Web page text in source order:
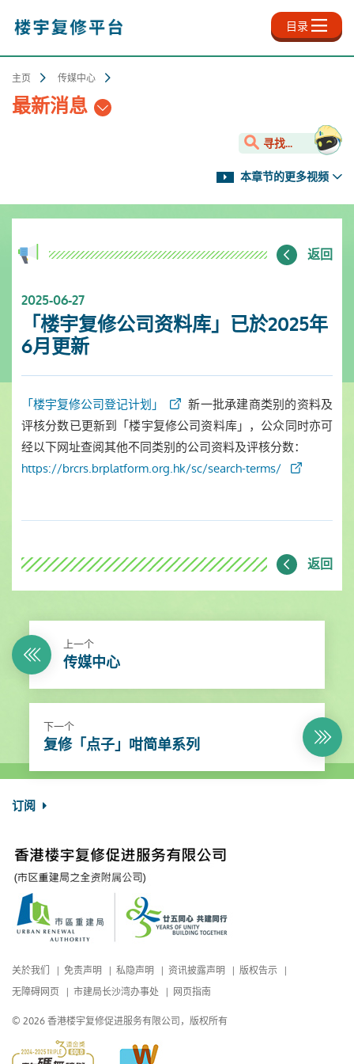
内
目录
主页 传媒中心
最新消息
寻找...
本章节的更多视频
返回
2025-06-27
「楼宇复修公司资料库」已於2025年
6月更新
「楼宇复修公司登记计划」
新一批承建商类别的资料及
评核分数已更新到「楼宇复修公司资料库」，公众同时亦可
经以下网址查阅其他不同类别的公司资料及评核分数：
https://brcrs.brplatform.org.hk/sc/search-terms/
返回
上一个
传媒中心
下一个
复修「点子」咁简单系列
订阅
关於我们 免责声明 私隐声明 资讯披露声明
版权告示
无障碍网页
市建局长沙湾办事处 网页指南
© 2026 香港楼宇复修促进服务有限公司，版权所有